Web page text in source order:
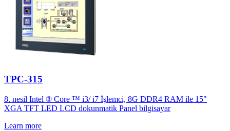
TPC-315
8. nesil Intel ® Core ™ i3/ i7 İşlemci, 8G DDR4 RAM ile 15"
XGA TFT LED LCD dokunmatik Panel bilgisayar
Learn more